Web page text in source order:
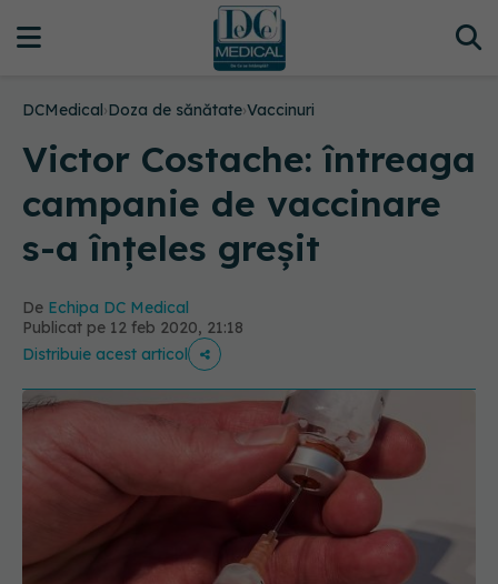
DCMedical›Doza de sănătate›Vaccinuri
Victor Costache: întreaga
campanie de vaccinare
s-a înțeles greșit
De Echipa DC Medical
Publicat pe 12 feb 2020, 21:18
Distribuie acest articol